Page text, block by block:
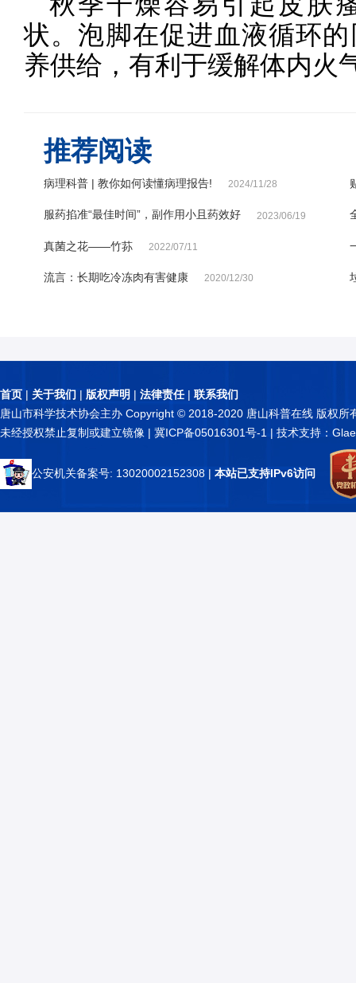
状。泡脚在促进血液循环
养供给，有利于缓解体内火
推荐阅读
病理科普 | 教你如何读懂病理报告! 2024/11/28
服药掐准“最佳时间”，副作用小且药效好 2023/06/19
真菌之花——竹荪 2022/07/11
流言：长期吃冷冻肉有害健康 2020/12/30
首页 | 关于我们 | 版权声明 | 法律责任| 联系我们
唐山市科学技术协会主办 Copyright © 2018-2020 唐山科普在线 版权所
未经授权禁止复制或建立镜像 | 冀ICP备05016301号-1 | 技术支持：
公安机关备案号: 13020002152308 | 本站已支持IPv6访问